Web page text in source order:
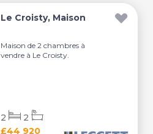
Le Croisty, Maison
Maison de 2 chambres à
vendre à Le Croisty.
£44 920
2 2